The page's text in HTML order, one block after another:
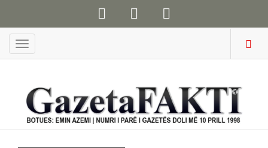
Menu